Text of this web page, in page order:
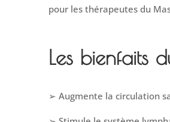
pour les thérapeutes du
Les bienfaits
➢ Augmente la circulation